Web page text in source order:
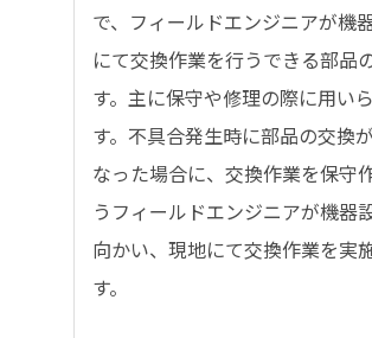
で、フィールドエンジニアが機
にて交換作業を行うできる部品
す。主に保守や修理の際に用い
す。不具合発生時に部品の交換
なった場合に、交換作業を保守
うフィールドエンジニアが機器
向かい、現地にて交換作業を実
す。